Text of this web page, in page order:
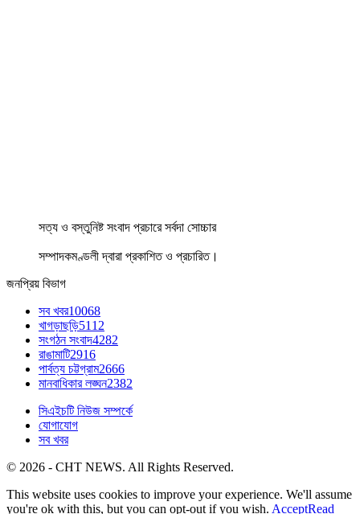
সত্য ও বস্তুনিষ্ট সংবাদ প্রচারে সর্বদা সোচ্চার
সম্পাদকমণ্ডলী দ্বারা প্রকাশিত ও প্রচারিত।
জনপ্রিয় বিভাগ
সব খবর10068
খাগড়াছড়ি5112
সংগঠন সংবাদ4282
রাঙামাটি2916
পার্বত্য চট্টগ্রাম2666
মানবাধিকার লঙ্ঘন2382
সিএইচটি নিউজ সম্পর্কে
যোগাযোগ
সব খবর
© 2026 - CHT NEWS. All Rights Reserved.
This website uses cookies to improve your experience. We'll assume
you're ok with this, but you can opt-out if you wish. AcceptRead